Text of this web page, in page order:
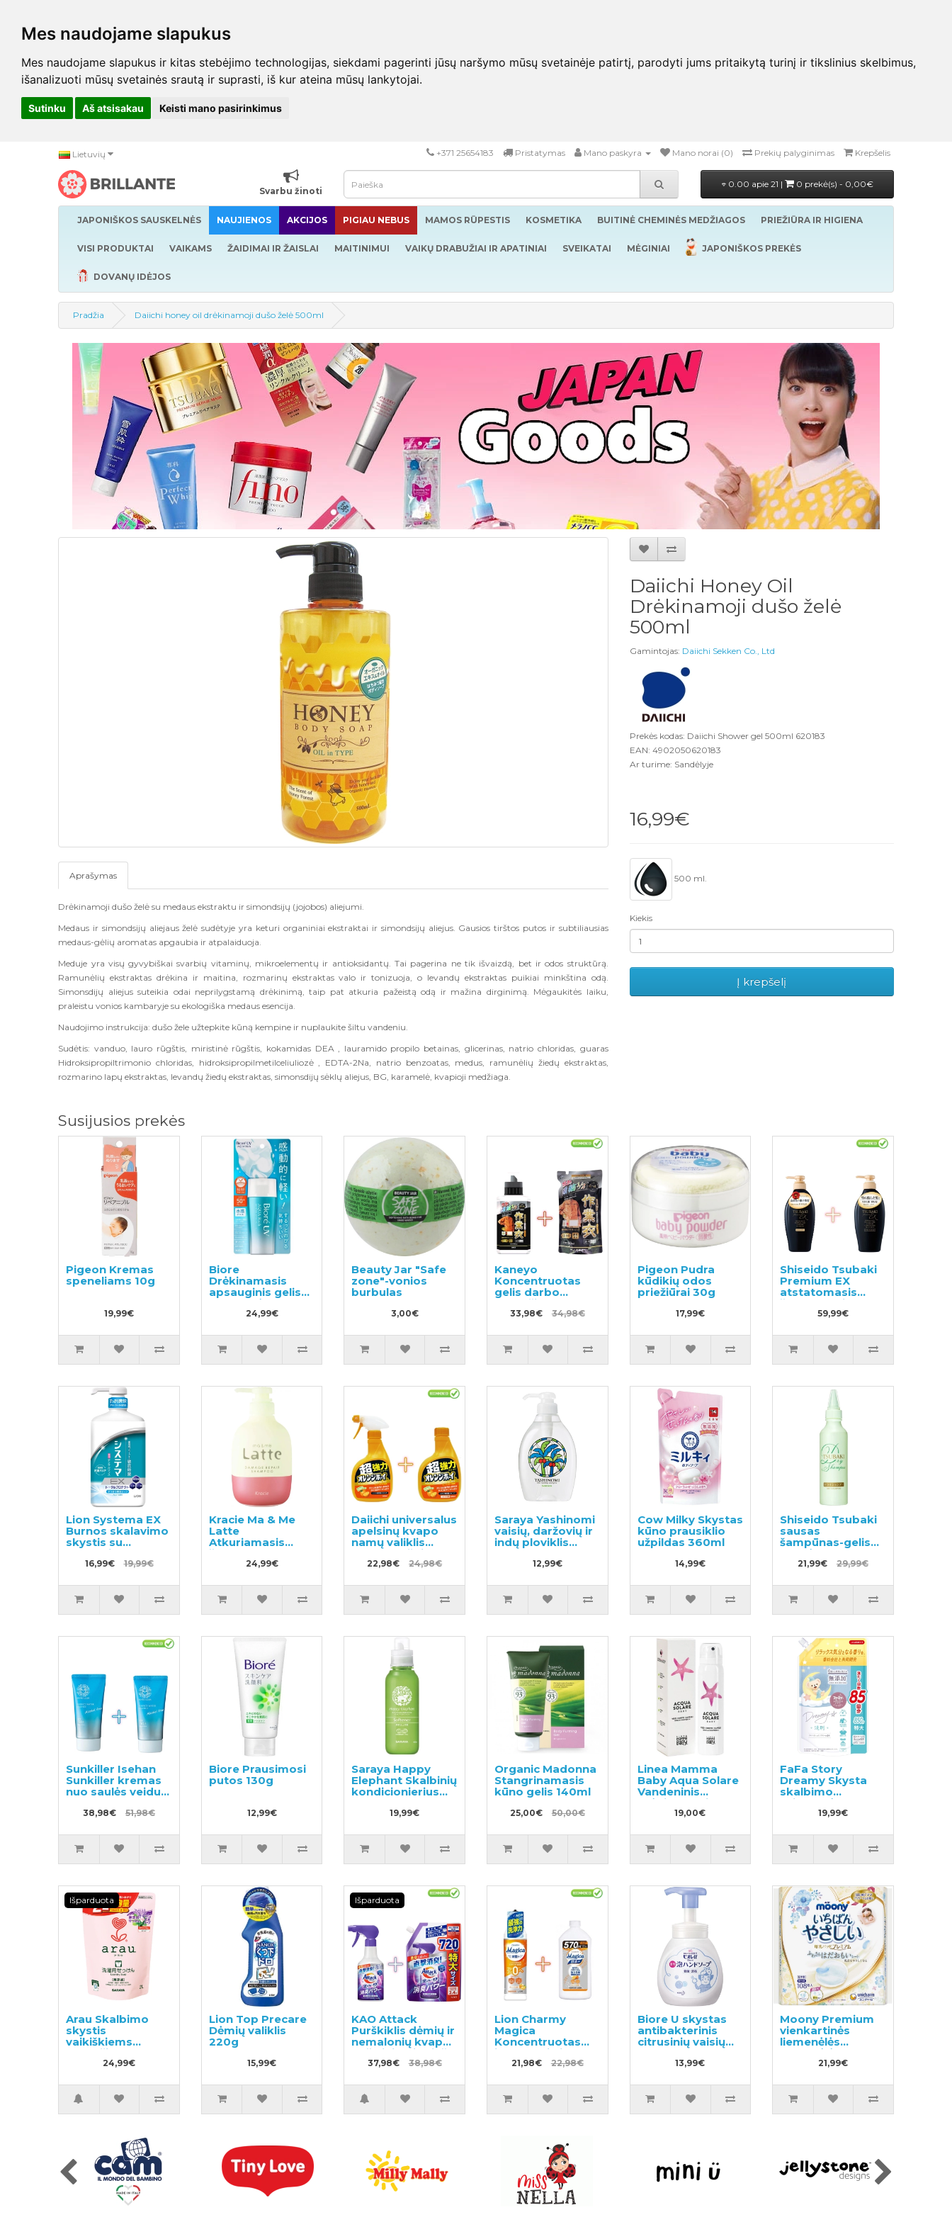
Mes naudojame slapukus
Mes naudojame slapukus ir kitas stebėjimo technologijas, siekdami pagerinti jūsų naršymo mūsų svetainėje patirtį, parodyti jums pritaikytą turinį ir tikslinius skelbimus,
išanalizuoti mūsų svetainės srautą ir suprasti, iš kur ateina mūsų lankytojai.
Sutinku Aš atsisakau Keisti mano pasirinkimus
Lietuvių +371 25654183 Pristatymas Mano paskyra Mano norai (0) Prekių palyginimas Krepšelis
Svarbu žinoti
0.00 apie 21 | 0 prekė(s) - 0,00€
JAPONIŠKOS SAUSKELNĖS NAUJIENOS AKCIJOS PIGIAU NEBUS MAMOS RŪPESTIS KOSMETIKA BUITINĖ CHEMINĖS MEDŽIAGOS PRIEŽIŪRA IR HIGIENA
VISI PRODUKTAI VAIKAMS ŽAIDIMAI IR ŽAISLAI MAITINIMUI VAIKŲ DRABUŽIAI IR APATINIAI SVEIKATAI MĖGINIAI JAPONIŠKOS PREKĖS
DOVANŲ IDĖJOS
Pradžia Daiichi honey oil drėkinamoji dušo želė 500ml
Aprašymas
Drėkinamoji dušo želė su medaus ekstraktu ir simondsijų (jojobos) aliejumi.
Medaus ir simondsijų aliejaus želė sudėtyje yra keturi organiniai ekstraktai ir simondsijų aliejus. Gausios tirštos putos ir subtiliausias
medaus-gėlių aromatas apgaubia ir atpalaiduoja.
Meduje yra visų gyvybiškai svarbių vitaminų, mikroelementų ir antioksidantų. Tai pagerina ne tik išvaizdą, bet ir odos struktūrą.
Ramunėlių ekstraktas drėkina ir maitina, rozmarinų ekstraktas valo ir tonizuoja, o levandų ekstraktas puikiai minkština odą.
Simonsdijų aliejus suteikia odai neprilygstamą drėkinimą, taip pat atkuria pažeistą odą ir mažina dirginimą. Mėgaukitės laiku,
praleistu vonios kambaryje su ekologiška medaus esencija.
Naudojimo instrukcija: dušo žele užtepkite kūną kempine ir nuplaukite šiltu vandeniu.
Sudėtis: vanduo, lauro rūgštis, miristinė rūgštis, kokamidas DEA , lauramido propilo betainas, glicerinas, natrio chloridas, guaras
Hidroksipropiltrimonio chloridas, hidroksipropilmetilceliuliozė , EDTA-2Na, natrio benzoatas, medus, ramunėlių žiedų ekstraktas,
rozmarino lapų ekstraktas, levandų žiedų ekstraktas, simonsdijų sėklų aliejus, BG, karamelė, kvapioji medžiaga.
Daiichi Honey Oil
Drėkinamoji dušo želė
500ml
Gamintojas: Daiichi Sekken Co., Ltd
Prekės kodas: Daiichi Shower gel 500ml 620183
EAN: 4902050620183
Ar turime: Sandėlyje
16,99€
500 ml.
Kiekis
Į krepšelį
Susijusios prekės
Pigeon Kremas
speneliams 10g
19,99€
Biore
Drėkinamasis
apsauginis gelis
nuo saulės SPF50+
24,99€
Beauty Jar "Safe
zone"-vonios
burbulas
3,00€
Kaneyo
Koncentruotas
gelis darbo
drabužių
skalbimui 500ml +
33,98€ 34,98€
Pigeon Pudra
kūdikių odos
priežiūrai 30g
17,99€
Shiseido Tsubaki
Premium EX
atstatomasis
šampūnas ir
kondicionierius-
pažeistiems
plaukams 450ml
59,99€
Lion Systema EX
Burnos skalavimo
skystis su
alkoholiu 900ml
16,99€ 19,99€
Kracie Ma & Me
Latte
Atkuriamasis
šampūnas 490ml
24,99€
Daiichi universalus
apelsinų kvapo
namų valiklis
400ml + užpildas
400ml
22,98€ 24,98€
Saraya Yashinomi
vaisių, daržovių ir
indų ploviklis
500ml
12,99€
Cow Milky Skystas
kūno prausiklio
užpildas 360ml
14,99€
Shiseido Tsubaki
sausas
šampūnas-gelis
su mėtų aromatu
180ml
21,99€ 29,99€
Sunkiller Isehan
Sunkiller kremas
nuo saulės veidui
38,98€ 51,98€
Biore Prausimosi
putos 130g
12,99€
Saraya Happy
Elephant Skalbinių
kondicionierius
19,99€
Organic Madonna
Stangrinamasis
kūno gelis 140ml
25,00€ 50,00€
Linea Mamma
Baby Aqua Solare
Vandeninis
drėkinamasis
purškiklis19,00€
FaFa Story
Dreamy Skysta
skalbimo
priemonė,
pildymas 850g
19,99€
Išparduota
Arau Skalbimo
skystis
vaikiškiems
drabužiams su
levandų ir mėtų
užpildas 2000ml
24,99€
Lion Top Precare
Dėmių valiklis
220g
15,99€
Išparduota
KAO Attack
Purškiklis dėmių ir
nemalonių kvapų
pašalinimui prieš
skalbimą 300ml +
37,98€ 38,98€
Lion Charmy
Magica
Koncentruotas
indų ploviklis
220ml +
21,98€ 22,98€
Biore U skystas
antibakterinis
citrusinių vaisių
kvapo rankų
muilas 250ml
13,99€
Moony Premium
vienkartinės
liemenėlės
pagalvėlės,
skirtos
motinoms 108vnt
21,99€